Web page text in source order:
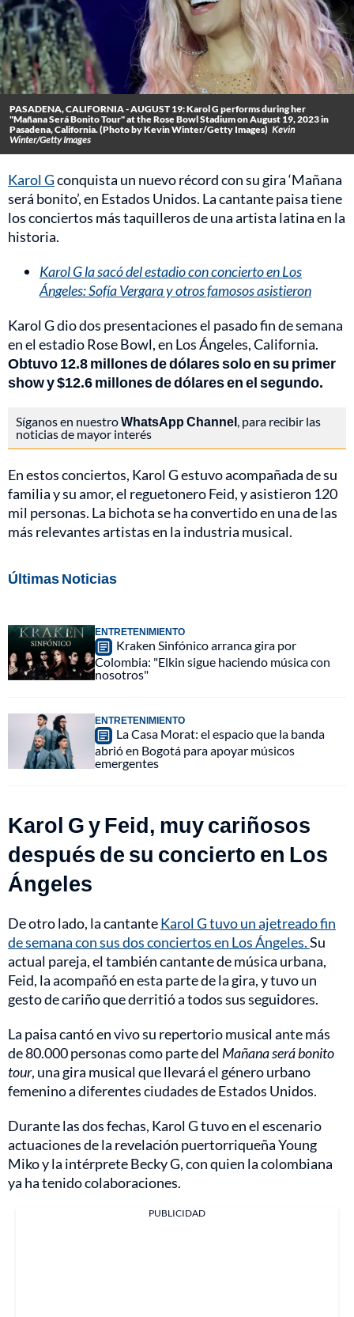
PASADENA, CALIFORNIA - AUGUST 19: Karol G performs during her
"Mañana Será Bonito Tour" at the Rose Bowl Stadium on August 19, 2023 in
Pasadena, California. (Photo by Kevin Winter/Getty Images) Kevin
Winter/Getty Images
Karol Gconquista un nuevo récord con su gira ‘Mañana
será bonito’, en Estados Unidos. La cantante paisa tiene
los conciertos más taquilleros de una artista latina en la
historia.
Karol G la sacó del estadio con concierto en Los
Ángeles: Sofía Vergara y otros famosos asistieron
Karol G dio dos presentaciones el pasado fin de semana
en el estadio Rose Bowl, en Los Ángeles, California.
Obtuvo 12.8 millones de dólares solo en su primer
show y $12.6 millones de dólares en el segundo.
Síganos en nuestroWhatsApp Channel, para recibir las
noticias de mayor interés
En estos conciertos, Karol G estuvo acompañada de su
familia y su amor, el reguetonero Feid, y asistieron 120
mil personas. La bichota se ha convertido en una de las
más relevantes artistas en la industria musical.
Últimas Noticias
ENTRETENIMIENTO
Kraken Sinfónico arranca gira por
Colombia: "Elkin sigue haciendo música con
nosotros"
ENTRETENIMIENTO
La Casa Morat: el espacio que la banda
abrió en Bogotá para apoyar músicos
emergentes
Karol G y Feid, muy cariñosos
después de su concierto en Los
Ángeles
De otro lado, la cantanteKarol G tuvo un ajetreado fin
de semana con sus dos conciertos en Los Ángeles.Su
actual pareja, el también cantante de música urbana,
Feid, la acompañó en esta parte de la gira, y tuvo un
gesto de cariño que derritió a todos sus seguidores.
La paisa cantó en vivo su repertorio musical ante más
de 80.000 personas como parte del Mañana será bonito
tour, una gira musical que llevará el género urbano
femenino a diferentes ciudades de Estados Unidos.
Durante las dos fechas, Karol G tuvo en el escenario
actuaciones de la revelación puertorriqueña Young
Miko y la intérprete Becky G, con quien la colombiana
ya ha tenido colaboraciones.
PUBLICIDAD